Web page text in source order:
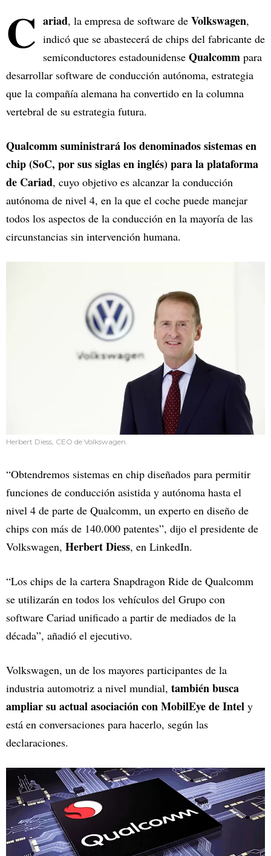
C ariad, la empresa de software de Volkswagen,
indicó que se abastecerá de chips del fabricante de
semiconductores estadounidense Qualcomm para
desarrollar software de conducción autónoma, estrategia
que la compañía alemana ha convertido en la columna
vertebral de su estrategia futura.
Qualcomm suministrará los denominados sistemas en
chip (SoC, por sus siglas en inglés) para la plataforma
de Cariad, cuyo objetivo es alcanzar la conducción
autónoma de nivel 4, en la que el coche puede manejar
todos los aspectos de la conducción en la mayoría de las
circunstancias sin intervención humana.
Herbert Diess, CEO de Volkswagen.
“Obtendremos sistemas en chip diseñados para permitir
funciones de conducción asistida y autónoma hasta el
nivel 4 de parte de Qualcomm, un experto en diseño de
chips con más de 140.000 patentes”, dijo el presidente de
Volkswagen, Herbert Diess, en LinkedIn.
“Los chips de la cartera Snapdragon Ride de Qualcomm
se utilizarán en todos los vehículos del Grupo con
software Cariad unificado a partir de mediados de la
década”, añadió el ejecutivo.
Volkswagen, un de los mayores participantes de la
industria automotriz a nivel mundial, también busca
ampliar su actual asociación con MobilEye de Intel y
está en conversaciones para hacerlo, según las
declaraciones.